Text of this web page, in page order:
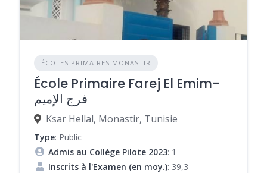
ÉCOLES PRIMAIRES MONASTIR
École Primaire Farej El Emim-
فرج الإميم
Ksar Hellal, Monastir, Tunisie
Type: Public
Admis au Collège Pilote 2023: 1
Inscrits à l'Examen (en moy.): 39,3